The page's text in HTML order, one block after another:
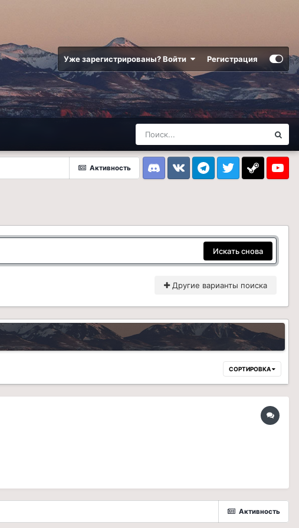
Уже зарегистрированы? Войти Регистрация
Активность
DiscordVK TelegramTwitter Steam
Искать снова
Другие варианты поиска
СОРТИРОВКА
Активность